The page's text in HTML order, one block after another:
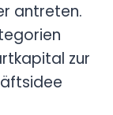
antreten.
zur